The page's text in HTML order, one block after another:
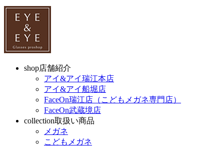
shop店舗紹介
アイ&アイ瑞江本店
アイ&アイ船堀店
FaceOn瑞江店（こどもメガネ専門店）
FaceOn武蔵境店
collection取扱い商品
メガネ
こどもメガネ